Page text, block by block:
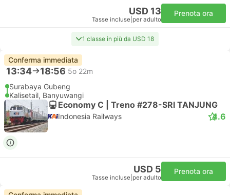
USD 13
Tasse incluse per adulto
Prenota ora
1 classe in più da USD 18
Conferma immediata
13:34 18:56 5o 22m
Surabaya Gubeng
Kalisetail, Banyuwangi
Economy C | Treno #278-SRI TANJUNG
Indonesia Railways 4.6
USD 5
Tasse incluse per adulto
Prenota ora